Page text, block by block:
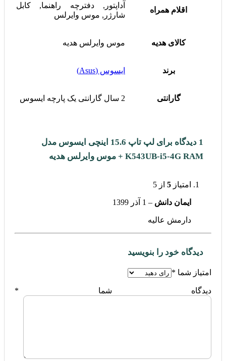
اقلام همراه
آداپتور, دفترچه راهنما, کابل
شارژر, موس وایرلس
کالای هدیه موس وایرلس هدیه
برند ایسوس (Asus)
گارانتی 2 سال گارانتی یک پارچه ایسوس
1 دیدگاه برای
لپ تاپ 15.6 اینچی ایسوس مدل
K543UB-i5-4G RAM + موس وایرلس هدیه
امتیاز 5 از 5
ایمان دانش – 1 آذر 1399
دارمش عالیه
دیدگاه خود را بنویسید
امتیاز شما *
دیدگاه شما *